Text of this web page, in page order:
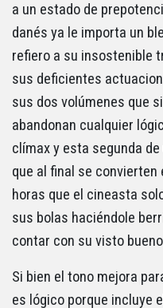
a un estado de
danés ya le importa un
refiero a su insostenible
sus deficientes
sus dos volúmenes que
abandonan cualquier
clímax y esta segunda
que al final se convierten
horas que el cineasta
sus bolas haciéndole
contar con su visto
Si bien el tono mejora
es lógico porque incluye